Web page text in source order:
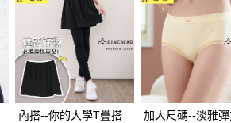
內搭--你的大學T疊搭
加大尺碼--淡雅